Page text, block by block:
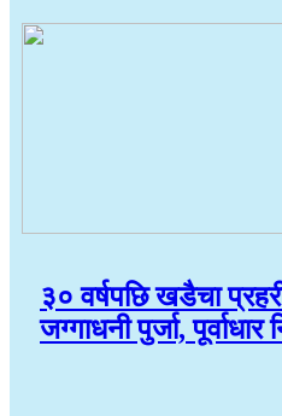
३० वर्षपछि खडैचा
जग्गाधनी पुर्जा, पूर्वाधार